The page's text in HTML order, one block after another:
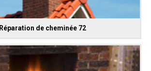
Réparation de cheminée 72